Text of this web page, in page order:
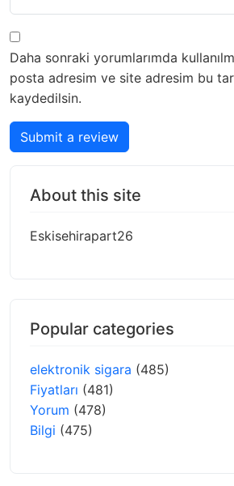
Daha sonraki yorumlarımda
posta adresim ve site adresim bu
kaydedilsin.
Submit a review
About this site
Eskisehirapart26
Popular categories
elektronik sigara (485)
Fiyatları (481)
Yorum (478)
Bilgi (475)